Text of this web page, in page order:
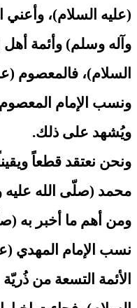
(عليه السلام)،
وآله وسلم) وأئمة
السلام)، فالمعصوم
ونسب الإمام
ويُشهد على ذلك.
ونحن نعتقد قطعاً
محمد (صلّى الله
ومن أهم ما أخبر به
نسب الإمام المهدي
الأئمة التسعة من